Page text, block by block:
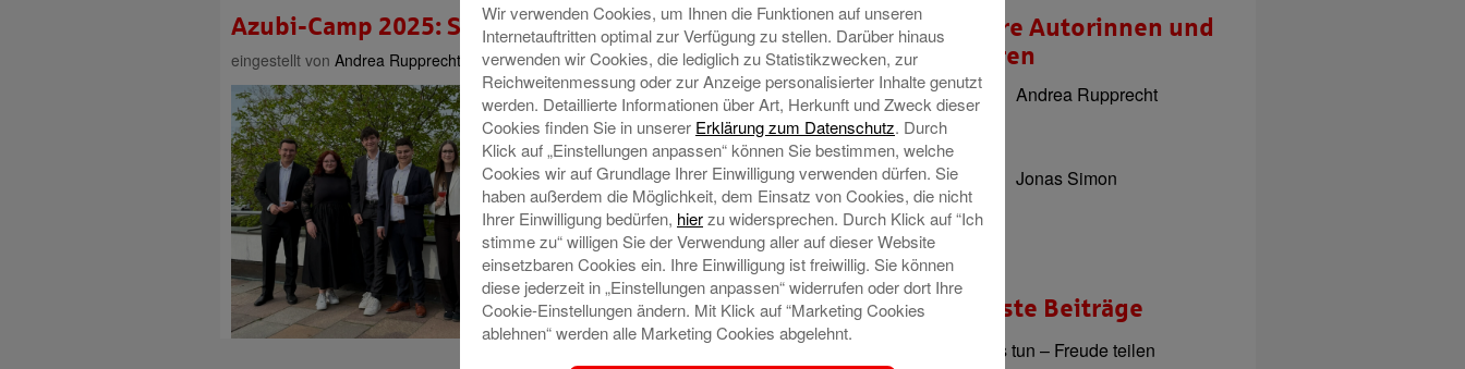
Azubi-Camp 2025: Spannende Eindrücke in Landshut
eingestellt von Andrea Rupprecht am 18. Juni 2025
Ein besonderes Erlebnis, das alle so
schnell nicht vergessen werden:
Unsere fünf besten Auszubildenden
des ersten Lehrjahres durften am
diesjährigen Azubi-Camp in der
Sparkassenakademie in Landshut
teilnehmen! Mit dabei war auch
Ausbildungsleiter Florian Hübner.
Mehr lesen
Unsere Autorinnen und
Autoren
Andrea Rupprecht
Jonas Simon
Neueste Beiträge
Gutes tun – Freude teilen
Wir verwenden Cookies, um Ihnen die Funktionen auf unseren
Internetauftritten optimal zur Verfügung zu stellen. Darüber hinaus
verwenden wir Cookies, die lediglich zu Statistikzwecken, zur
Reichweitenmessung oder zur Anzeige personalisierter Inhalte genutzt
werden. Detaillierte Informationen über Art, Herkunft und Zweck dieser
Cookies finden Sie in unserer Erklärung zum Datenschutz. Durch
Klick auf „Einstellungen anpassen“ können Sie bestimmen, welche
Cookies wir auf Grundlage Ihrer Einwilligung verwenden dürfen. Sie
haben außerdem die Möglichkeit, dem Einsatz von Cookies, die nicht
Ihrer Einwilligung bedürfen, hierzu widersprechen. Durch Klick auf “Ich
stimme zu“ willigen Sie der Verwendung aller auf dieser Website
einsetzbaren Cookies ein. Ihre Einwilligung ist freiwillig. Sie können
diese jederzeit in „Einstellungen anpassen“ widerrufen oder dort Ihre
Cookie-Einstellungen ändern. Mit Klick auf “Marketing Cookies
ablehnen“ werden alle Marketing Cookies abgelehnt.